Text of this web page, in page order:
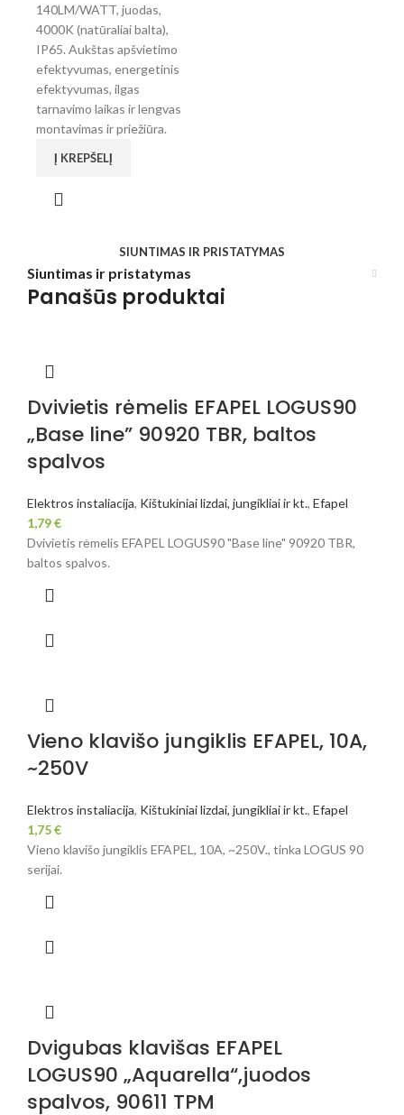
140LM/WATT, juodas,
4000K (natūraliai balta),
IP65. Aukštas apšvietimo
efektyvumas, energetinis
efektyvumas, ilgas
tarnavimo laikas ir lengvas
montavimas ir priežiūra.
Į KREPŠELĮ
SIUNTIMAS IR PRISTATYMAS
Siuntimas ir pristatymas
Panašūs produktai
Dvivietis rėmelis EFAPEL LOGUS90
„Base line” 90920 TBR, baltos
spalvos
Elektros instaliacija, Kištukiniai lizdai, jungikliai ir kt., Efapel
1,79€
Dvivietis rėmelis EFAPEL LOGUS90 "Base line" 90920 TBR,
baltos spalvos.
Vieno klavišo jungiklis EFAPEL, 10A,
~250V
Elektros instaliacija, Kištukiniai lizdai, jungikliai ir kt., Efapel
1,75€
Vieno klavišo jungiklis EFAPEL, 10A, ~250V., tinka LOGUS 90
serijai.
Dvigubas klavišas EFAPEL
LOGUS90 „Aquarella“,juodos
spalvos, 90611 TPM